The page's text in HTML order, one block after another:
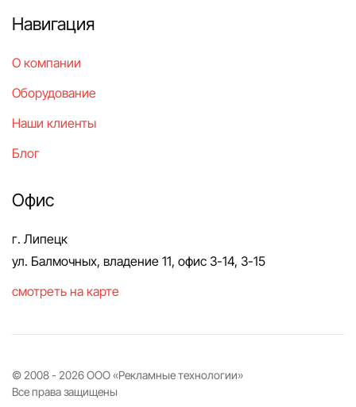
Навигация
О компании
Оборудование
Наши клиенты
Блог
Офис
г. Липецк
ул. Балмочных, владение 11, офис 3-14, 3-15
смотреть на карте
© 2008 - 2026ООО «Рекламные технологии»
Все права защищены